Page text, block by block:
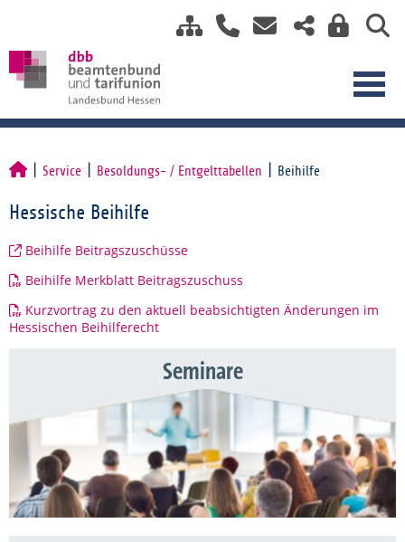
Service Besoldungs- / Entgelttabellen Beihilfe
Hessische Beihilfe
Beihilfe Beitragszuschüsse
Beihilfe Merkblatt Beitragszuschuss
Kurzvortrag zu den aktuell beabsichtigten Änderungen im
Hessischen Beihilferecht
Seminare